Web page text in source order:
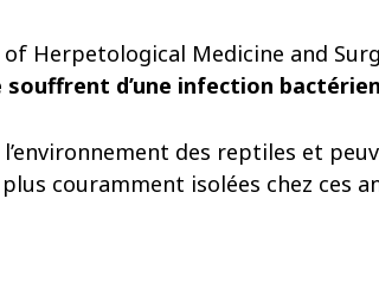
Herpetological Medicine and
d’une infection
des reptiles et
couramment isolées chez ces